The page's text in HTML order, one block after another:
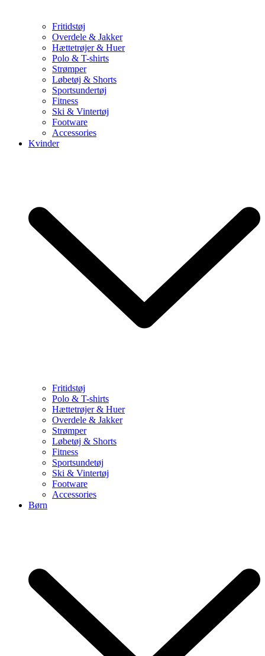
Fritidstøj
Overdele & Jakker
Hættetrøjer & Huer
Polo & T-shirts
Strømper
Løbetøj & Shorts
Sportsundertøj
Fitness
Ski & Vintertøj
Footware
Accessories
Kvinder
Fritidstøj
Polo & T-shirts
Hættetrøjer & Huer
Overdele & Jakker
Strømper
Løbetøj & Shorts
Fitness
Sportsundetøj
Ski & Vintertøj
Footware
Accessories
Børn